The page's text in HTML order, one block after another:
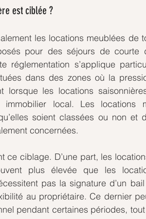
est ciblée ?
les locations meublées de
pour des séjours de courte
réglementation s’applique
dans des zones où la
lorsque les locations
local. Les locations
soient classées ou non et
concernées.
ce ciblage. D’une part, les
plus élevée que les
pas la signature d’un
au propriétaire. Ce dernier
pendant certaines périodes,